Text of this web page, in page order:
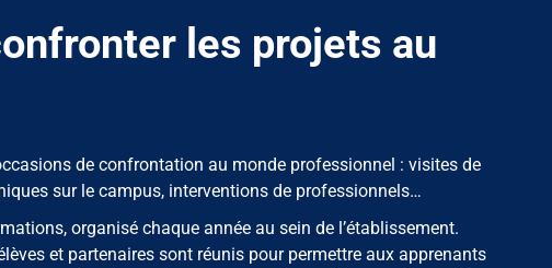
les projets au
de confrontation au monde professionnel : visites de
sur le campus, interventions de professionnels…
organisé chaque année au sein de l’établissement.
et partenaires sont réunis pour permettre aux apprenants